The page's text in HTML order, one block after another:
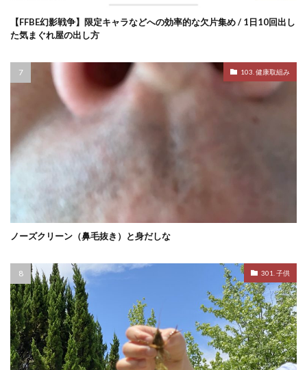
【FFBE幻影戦争】限定キャラなどへの効率的な欠片集め / 1日10回出し
た気まぐれ屋の出し方
103. 健康取組み
ノーズクリーン（鼻毛抜き）と身だしな
301. 子供